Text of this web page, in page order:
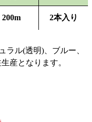
200m 2本入り
ラル(透明)、ブルー、
産となります。